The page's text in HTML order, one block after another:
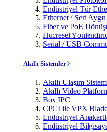
Endüstriyel Tür
Ethernet / Seri Aygıt
Fiber ve PoE
Hücresel
Serial / USB
Akıllı Sistemler
Akıllı Ulaşım
Akıllı Video
Box IPC
CPCI ile VPX
Endüstriyel
Endüstriyel